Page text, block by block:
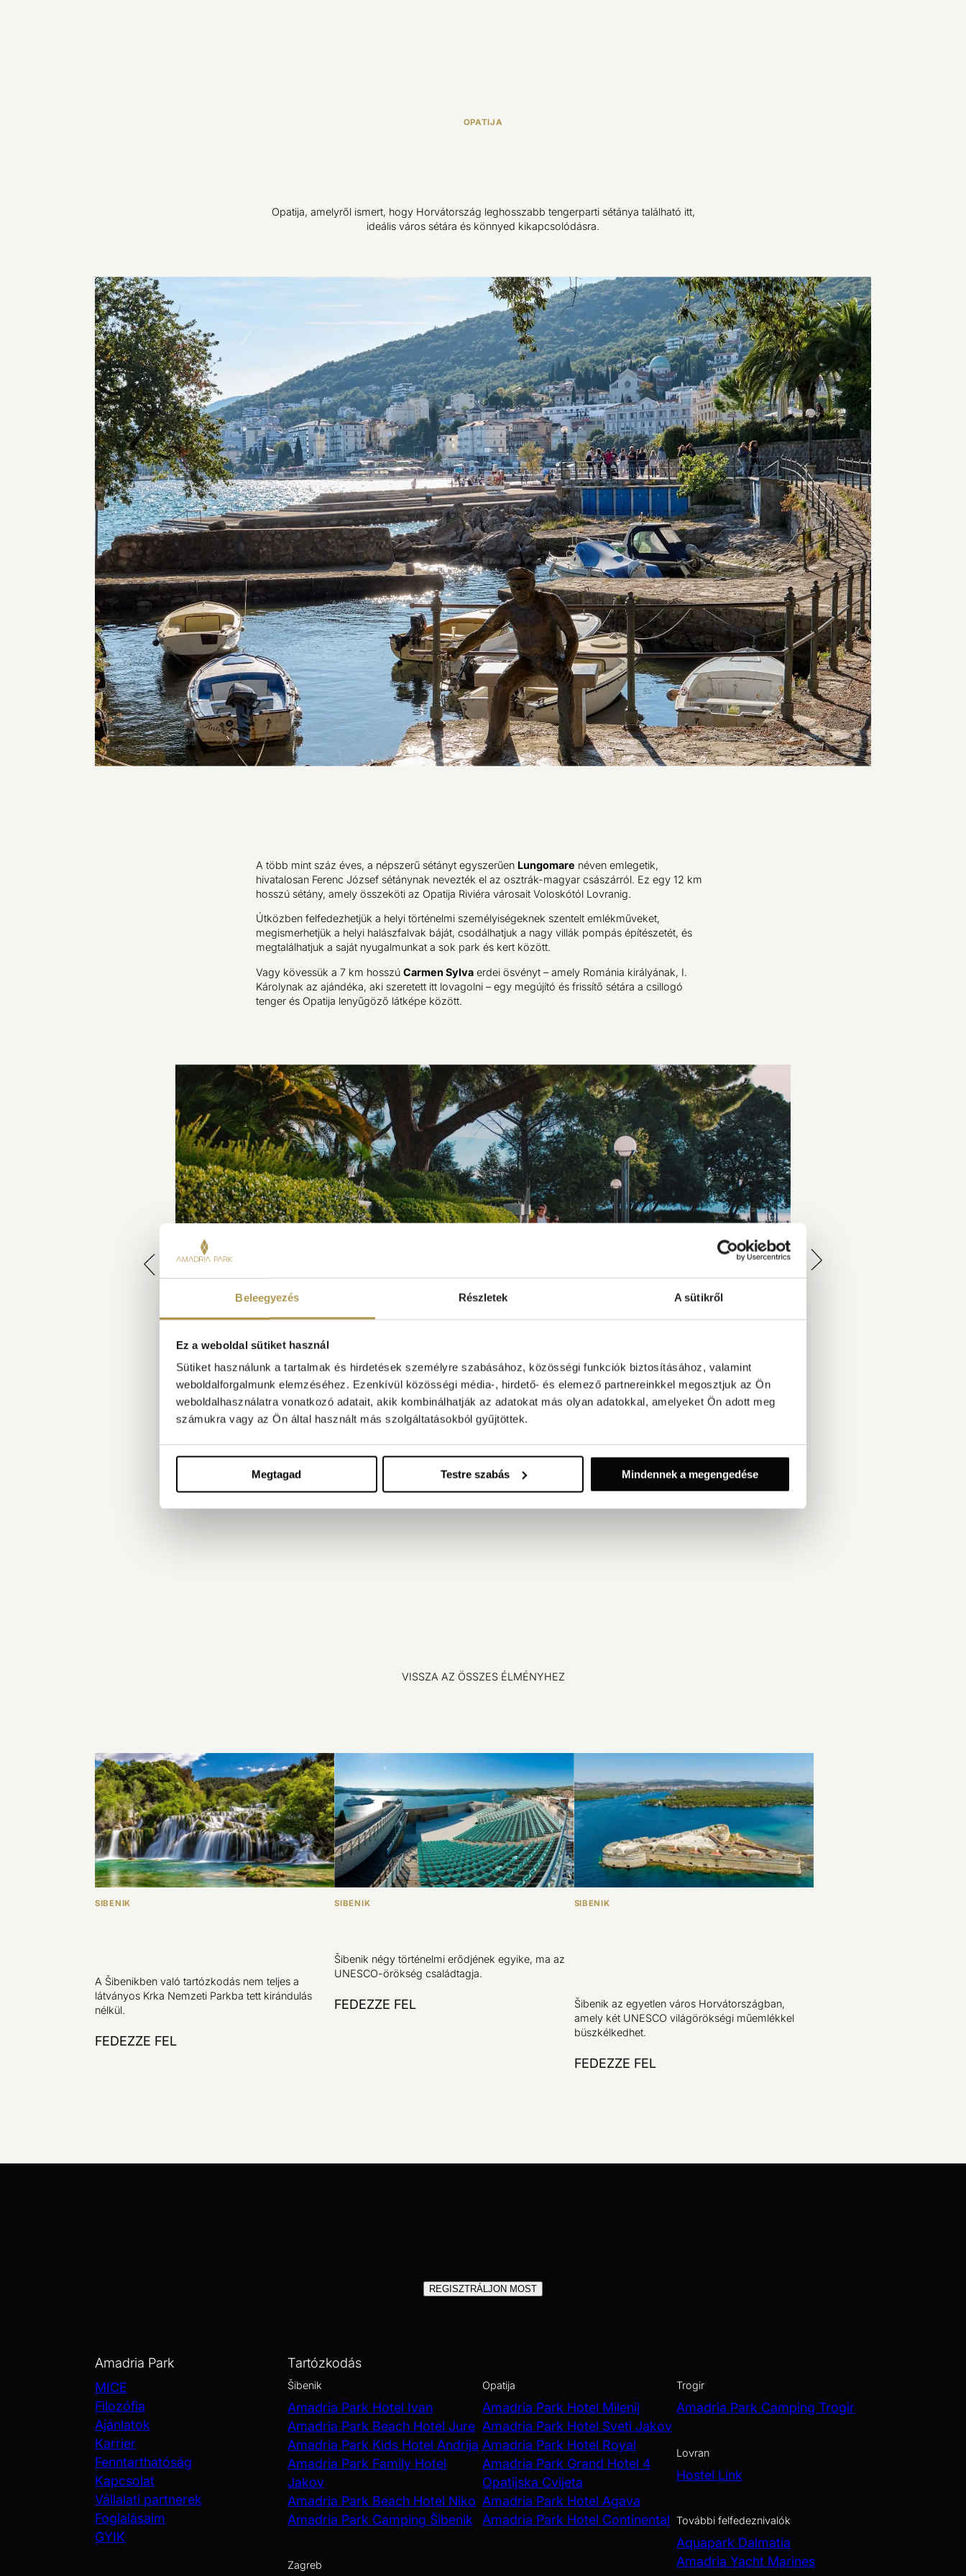
Beleegyezés Részletek A sütikről
Ez a weboldal sütiket használ
Sütiket használunk a tartalmak és hirdetések személyre szabásához, közösségi funkciók biztosításához, valamint
weboldalforgalmunk elemzéséhez. Ezenkívül közösségi média-, hirdető- és elemező partnereinkkel megosztjuk az Ön
weboldalhasználatra vonatkozó adatait, akik kombinálhatják az adatokat más olyan adatokkal, amelyeket Ön adott meg
számukra vagy az Ön által használt más szolgáltatásokból gyűjtöttek.
Megtagad Testre szabás Mindennek a megengedése
OPATIJA
Opatija, amelyről ismert, hogy Horvátország leghosszabb tengerparti sétánya található itt,
ideális város sétára és könnyed kikapcsolódásra.
A több mint száz éves, a népszerű sétányt egyszerűen Lungomare néven emlegetik,
hivatalosan Ferenc József sétánynak nevezték el az osztrák-magyar császárról. Ez egy 12 km
hosszú sétány, amely összeköti az Opatija Riviéra városait Voloskótól Lovranig.
Útközben felfedezhetjük a helyi történelmi személyiségeknek szentelt emlékműveket,
megismerhetjük a helyi halászfalvak báját, csodálhatjuk a nagy villák pompás építészetét, és
megtalálhatjuk a saját nyugalmunkat a sok park és kert között.
Vagy kövessük a 7 km hosszú Carmen Sylva erdei ösvényt – amely Románia királyának, I.
Károlynak az ajándéka, aki szeretett itt lovagolni – egy megújító és frissítő sétára a csillogó
tenger és Opatija lenyűgöző látképe között.
VISSZA AZ ÖSSZES ÉLMÉNYHEZ
SIBENIK
A Šibenikben való tartózkodás nem teljes a
látványos Krka Nemzeti Parkba tett kirándulás
nélkül.
FEDEZZE FEL
SIBENIK
Šibenik négy történelmi erődjének egyike, ma az
UNESCO-örökség családtagja.
FEDEZZE FEL
SIBENIK
Šibenik az egyetlen város Horvátországban,
amely két UNESCO világörökségi műemlékkel
büszkélkedhet.
FEDEZZE FEL
REGISZTRÁLJON MOST
Amadria Park
MICE
Filozófia
Ajánlatok
Karrier
Fenntarthatóság
Kapcsolat
Vállalati partnerek
Foglalásaim
GYIK
Tartózkodás
Šibenik
Amadria Park Hotel Ivan
Amadria Park Beach Hotel Jure
Amadria Park Kids Hotel Andrija
Amadria Park Family Hotel
Jakov
Amadria Park Beach Hotel Niko
Amadria Park Camping Šibenik
Zagreb
Opatija
Amadria Park Hotel Milenij
Amadria Park Hotel Sveti Jakov
Amadria Park Hotel Royal
Amadria Park Grand Hotel 4
Opatijska Cvijeta
Amadria Park Hotel Agava
Amadria Park Hotel Continental
Trogir
Amadria Park Camping Trogir
Lovran
Hostel Link
További felfedeznivalók
Aquapark Dalmatia
Amadria Yacht Marines